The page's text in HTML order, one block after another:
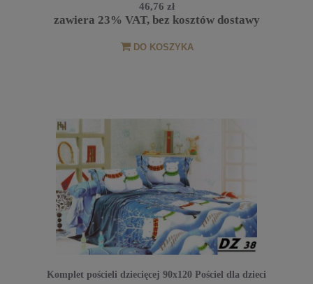
46,76 zł
zawiera 23% VAT, bez kosztów dostawy
DO KOSZYKA
Komplet pościeli dziecięcej 90x120 Pościel dla dzieci